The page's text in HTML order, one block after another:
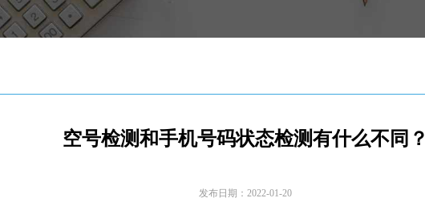
空号检测和手机号码状态检测有什么不同？
发布日期：2022-01-20